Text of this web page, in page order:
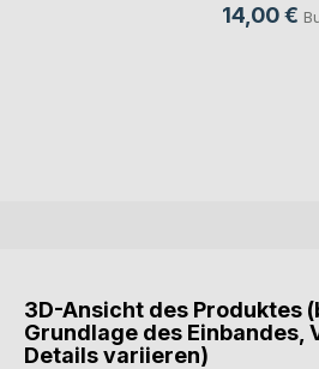
14,00 €
3D-Ansicht des Produktes
Grundlage des Einbandes,
Details variieren)